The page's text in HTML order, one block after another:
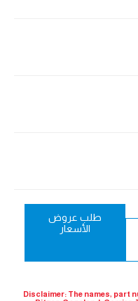
طلب عروض
الأسعار
Disclaimer: The names, part